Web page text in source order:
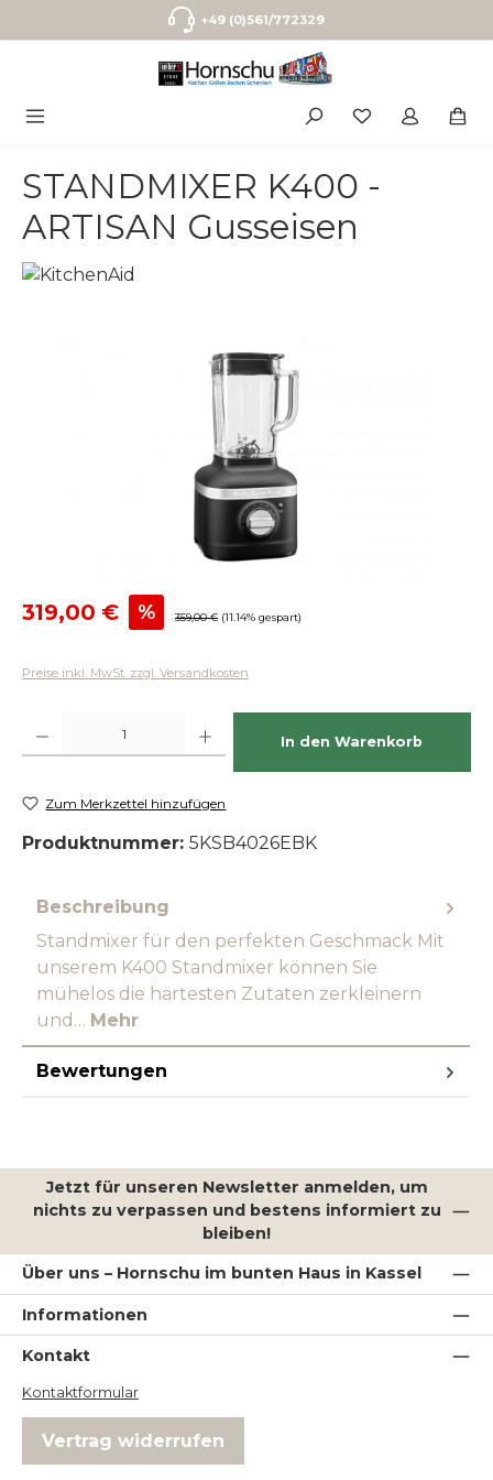
Zum Hauptinhalt springen+49 (0)561/772329
STANDMIXER K400 -
ARTISAN Gusseisen
Verkaufspreis:
319,00 € % Regulärer Preis:
359,00 € (11.14% gespart)
Preise inkl. MwSt. zzgl. Versandkosten
In den Warenkorb
Zum Merkzettel hinzufügen
Produktnummer: 5KSB4026EBK
Beschreibung
Standmixer für den perfekten Geschmack Mit
unserem K400 Standmixer können Sie
mühelos die härtesten Zutaten zerkleinern
und… Mehr
Bewertungen
Jetzt für unseren Newsletter anmelden, um
nichts zu verpassen und bestens informiert zu
bleiben!
Über uns – Hornschu im bunten Haus in Kassel
Informationen
Kontakt
Kontaktformular
Vertrag widerrufen